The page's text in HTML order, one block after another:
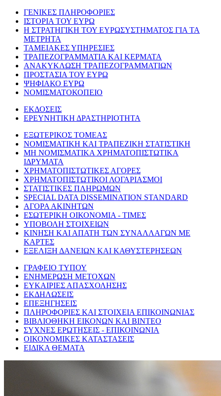
ΓΕΝΙΚΕΣ ΠΛΗΡΟΦΟΡΙΕΣ
ΙΣΤΟΡΙΑ ΤΟΥ ΕΥΡΩ
Η ΣΤΡΑΤΗΓΙΚΗ ΤΟΥ ΕΥΡΩΣΥΣΤΗΜΑΤΟΣ ΓΙΑ ΤΑ
ΜΕΤΡΗΤΑ
ΤΑΜΕΙΑΚΕΣ ΥΠΗΡΕΣΙΕΣ
ΤΡΑΠΕΖΟΓΡΑΜΜΑΤΙΑ ΚΑΙ ΚΕΡΜΑΤΑ
ΑΝΑΚΥΚΛΩΣΗ ΤΡΑΠΕΖΟΓΡΑΜΜΑΤΙΩΝ
ΠΡΟΣΤΑΣΙΑ ΤΟΥ ΕΥΡΩ
ΨΗΦΙΑΚΟ ΕΥΡΩ
ΝΟΜΙΣΜΑΤΟΚΟΠΕΙΟ
ΕΚΔΟΣΕΙΣ
ΕΡΕΥΝΗΤΙΚΗ ΔΡΑΣΤΗΡΙΟΤΗΤΑ
ΕΞΩΤΕΡΙΚΟΣ ΤΟΜΕΑΣ
ΝΟΜΙΣΜΑΤΙΚΗ ΚΑΙ ΤΡΑΠΕΖΙΚΗ ΣΤΑΤΙΣΤΙΚΗ
ΜΗ ΝΟΜΙΣΜΑΤΙΚΑ ΧΡΗΜΑΤΟΠΙΣΤΩΤΙΚΑ
ΙΔΡΥΜΑΤΑ
ΧΡΗΜΑΤΟΠΙΣΤΩΤΙΚΕΣ ΑΓΟΡΕΣ
ΧΡΗΜΑΤΟΠΙΣΤΩΤΙΚΟΙ ΛΟΓΑΡΙΑΣΜΟΙ
ΣΤΑΤΙΣΤΙΚΕΣ ΠΛΗΡΩΜΩΝ
SPECIAL DATA DISSEMINATION STANDARD
ΑΓΟΡΑ ΑΚΙΝΗΤΩΝ
ΕΣΩΤΕΡΙΚΗ ΟΙΚΟΝΟΜΙΑ - ΤΙΜΕΣ
ΥΠΟΒΟΛΗ ΣΤΟΙΧΕΙΩΝ
ΚΙΝΗΣΗ ΚΑΙ ΑΠΑΤΗ ΤΩΝ ΣΥΝΑΛΛΑΓΩΝ ΜΕ
ΚΑΡΤΕΣ
ΕΞΕΛΙΞΗ ΔΑΝΕΙΩΝ ΚΑΙ ΚΑΘΥΣΤΕΡΗΣΕΩΝ
ΓΡΑΦΕΙΟ ΤΥΠΟΥ
ΕΝΗΜΕΡΩΣΗ ΜΕΤΟΧΩΝ
ΕΥΚΑΙΡΙΕΣ ΑΠΑΣΧΟΛΗΣΗΣ
ΕΚΔΗΛΩΣΕΙΣ
ΕΠΕΞΗΓΗΣΕΙΣ
ΠΛΗΡΟΦΟΡΙΕΣ ΚΑΙ ΣΤΟΙΧΕΙΑ ΕΠΙΚΟΙΝΩΝΙΑΣ
ΒΙΒΛΙΟΘΗΚΗ ΕΙΚΟΝΩΝ ΚΑΙ ΒΙΝΤΕΟ
ΣΥΧΝΕΣ ΕΡΩΤΗΣΕΙΣ - ΕΠΙΚΟΙΝΩΝΙΑ
ΟΙΚΟΝΟΜΙΚΕΣ ΚΑΤΑΣΤΑΣΕΙΣ
ΕΙΔΙΚΑ ΘΕΜΑΤΑ